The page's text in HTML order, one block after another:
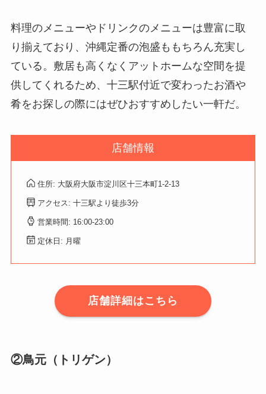
料理のメニューやドリンクのメニューは豊富に取
り揃えており、沖縄定番の泡盛ももちろん充実し
ている。敷居も高くなくアットホームな空間を提
供してくれるため、十三駅付近で変わったお酒や
肴をお探しの際にはぜひおすすめしたい一軒だ。
店舗情報
住所: 大阪府大阪市淀川区十三本町1-2-13
アクセス: 十三駅より徒歩3分
営業時間: 16:00-23:00
定休日: 月曜
店舗詳細はこちら
②鳥元（トリゲン）